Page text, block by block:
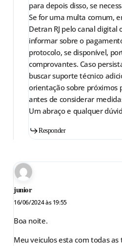
para depois disso, se
Se for uma multa comum,
Detran RJ pelo canal digital
informar sobre o
protocolo, se disponível,
comprovantes. Caso
buscar suporte técnico
orientação sobre próximos
antes de considerar
Um abraço e qualquer
Responder
junior
16/06/2024 às 19:55
Boa noite.
Meu veiculos esta com todas as